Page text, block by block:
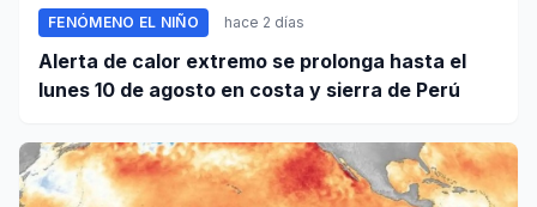
FENÓMENO EL NIÑO hace 2 días
Alerta de calor extremo se prolonga hasta el
lunes 10 de agosto en costa y sierra de Perú